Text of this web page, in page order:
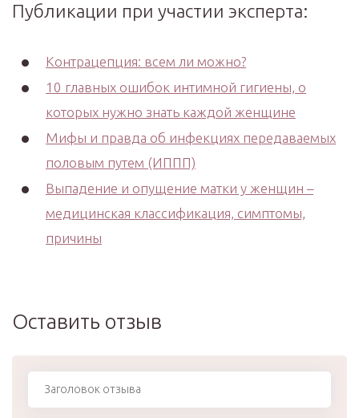
Публикации при участии эксперта:
Контрацепция: всем ли можно?
10 главных ошибок интимной гигиены, о
которых нужно знать каждой женщине
Мифы и правда об инфекциях передаваемых
половым путем (ИППП)
Выпадение и опущение матки у женщин –
медицинская классификация, симптомы,
причины
Оставить отзыв